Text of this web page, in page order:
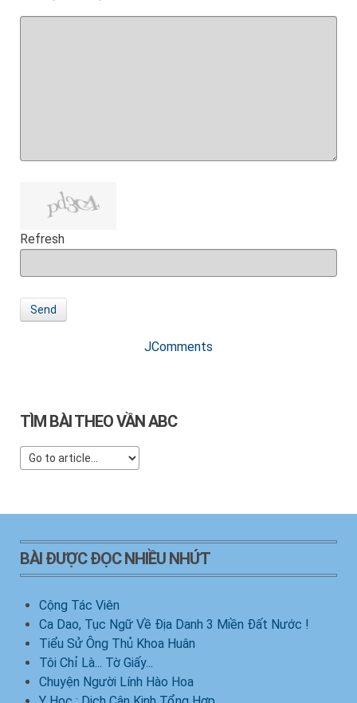
Refresh
Send
JComments
TÌM BÀI THEO VẦN ABC
BÀI ĐƯỢC ĐỌC NHIỀU NHỨT
Cộng Tác Viên
Ca Dao, Tục Ngữ Về Địa Danh 3 Miền Đất Nước !
Tiểu Sử Ông Thủ Khoa Huân
Tôi Chỉ Là... Tờ Giấy...
Chuyện Người Lính Hào Hoa